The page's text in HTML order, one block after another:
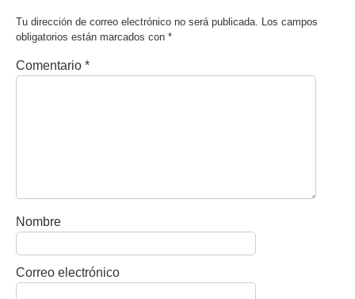
Tu dirección de correo electrónico no será publicada. Los campos
obligatorios están marcados con *
Comentario *
Nombre
Correo electrónico